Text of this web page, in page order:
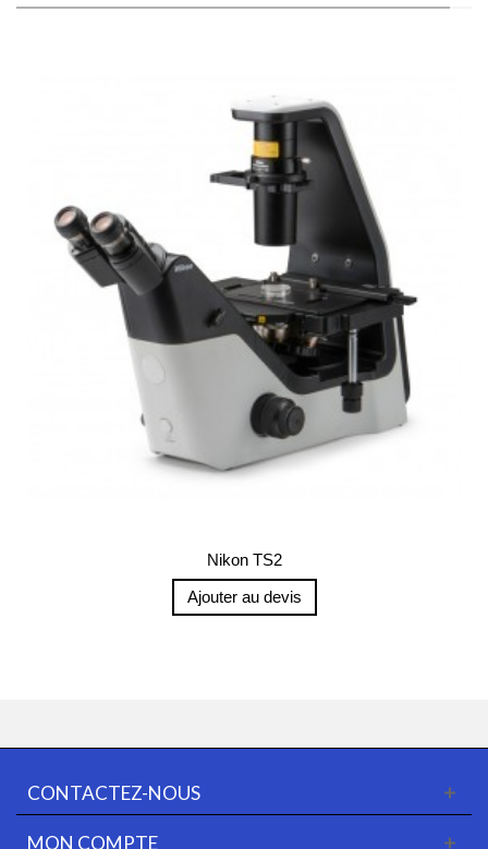
Nikon TS2
Ajouter au devis
CONTACTEZ-NOUS
MON COMPTE